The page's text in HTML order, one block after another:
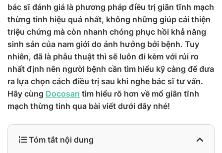
bác sĩ đánh giá là phương pháp điều trị giãn tĩnh mạch
thừng tinh hiệu quả nhất, không những giúp cải thiện
triệu chứng mà còn nhanh chóng phục hồi khả năng
sinh sản của nam giới do ảnh hưởng bởi bệnh. Tuy
nhiên, đã là phẫu thuật thì sẽ luôn đi kèm với rủi ro
nhất định nên người bệnh cần tìm hiểu kỹ càng để đưa
ra lựa chọn cách điều trị sau khi nghe bác sĩ tư vấn.
Hãy cùng Docosan tìm hiểu rõ hơn về mổ giãn tĩnh
mạch thừng tinh qua bài viết dưới đây nhé!
Tóm tắt nội dung